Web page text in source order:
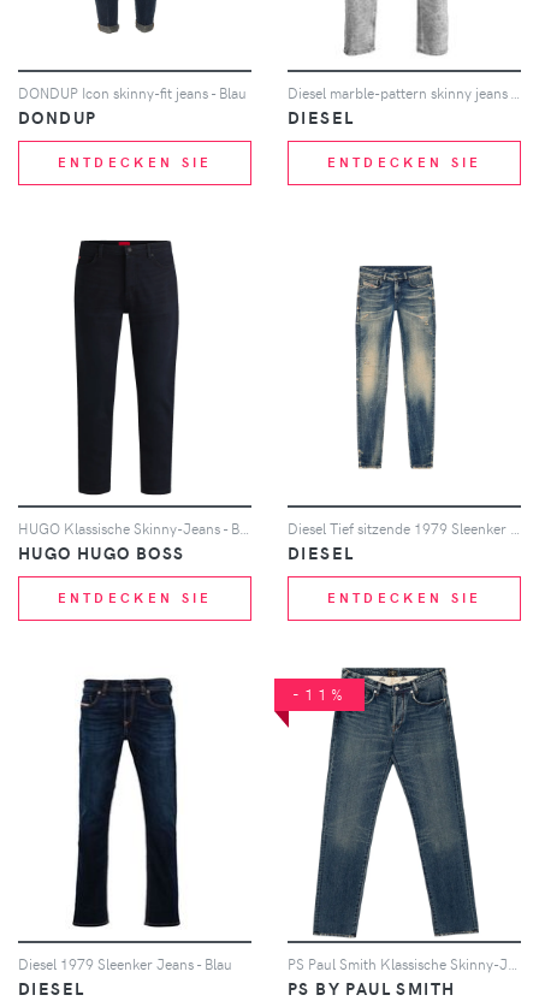
DONDUP Icon skinny-fit jeans - Blau
DONDUP
ENTDECKEN SIE
DIESEL
ENTDECKEN SIE
HUGO HUGO BOSS
ENTDECKEN SIE
DIESEL
ENTDECKEN SIE
Diesel 1979 Sleenker Jeans - Blau
DIESEL
-11%
PS BY PAUL SMITH